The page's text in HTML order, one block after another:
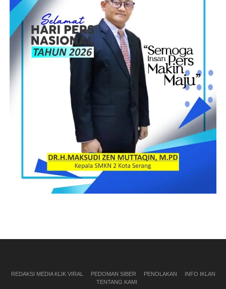
REDAKSI MEDIA KLIK VIRAL PEDOMAN SIBER PENOLAKAN
INFO IKLAN
TENTANG KAMI